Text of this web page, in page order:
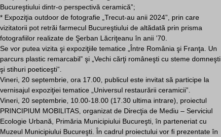
Bucureştiului dintr-o perspectivă ceramică”;
* Expoziţia outdoor de fotografie „Trecut-au anii 2024”, prin care
vizitatorii pot retrăi farmecul Bucureştiului de altădată prin prisma
fotografiilor realizate de Şerban Lăcriţeanu în anii ’70.
Se vor putea vizita şi expoziţiile tematice „Între România şi Franţa. Un
parcurs plastic remarcabil” şi „Vechi cărţi româneşti cu steme domneşti
şi stihuri poeticeşti”.
Vineri, 20 septembrie, ora 17.00, publicul este invitat să participe la
vernisajul expoziţiei tematice „Universul restaurării ceramicii”.
Vineri, 20 septembrie, 10.00-18.00 (17.30 ultima intrare), proiectul
PRINCIPIUM MOBILITAS, organizat de Direcţia de Mediu – Serviciul
Ecologie Urbană, Primăria Municipiului Bucureşti, în parteneriat cu
Muzeul Municipiului Bucureşti. În cadrul proiectului vor fi prezentate în